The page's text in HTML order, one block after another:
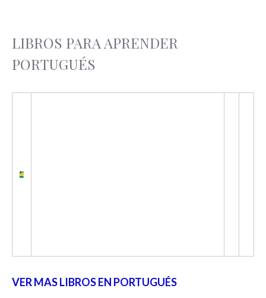
LIBROS PARA APRENDER
PORTUGUÉS
VER MAS LIBROS EN PORTUGUÉS